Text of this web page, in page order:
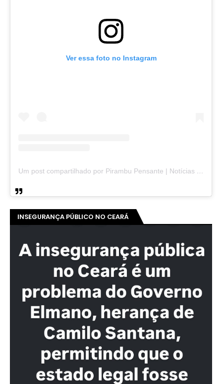
Ver essa foto no Instagram
Um post compartilhado por Pirambu Pensante | Notícias & Entretenimento (@pirambupensante)
INSEGURANÇA PÚBLICO NO CEARÁ